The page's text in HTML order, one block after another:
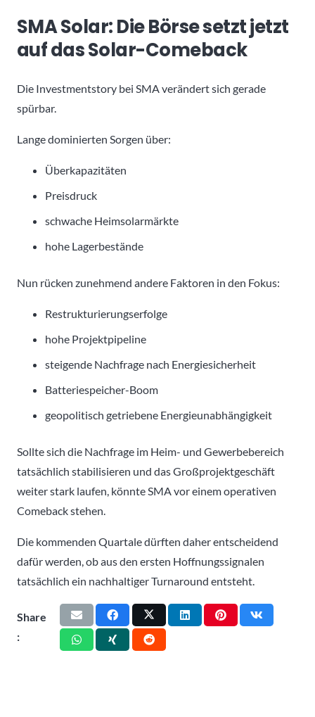
SMA Solar: Die Börse setzt jetzt
auf das Solar-Comeback
Die Investmentstory bei SMA verändert sich gerade
spürbar.
Lange dominierten Sorgen über:
Überkapazitäten
Preisdruck
schwache Heimsolarmärkte
hohe Lagerbestände
Nun rücken zunehmend andere Faktoren in den Fokus:
Restrukturierungserfolge
hohe Projektpipeline
steigende Nachfrage nach Energiesicherheit
Batteriespeicher-Boom
geopolitisch getriebene Energieunabhängigkeit
Sollte sich die Nachfrage im Heim- und Gewerbebereich
tatsächlich stabilisieren und das Großprojektgeschäft
weiter stark laufen, könnte SMA vor einem operativen
Comeback stehen.
Die kommenden Quartale dürften daher entscheidend
dafür werden, ob aus den ersten Hoffnungssignalen
tatsächlich ein nachhaltiger Turnaround entsteht.
Share
: